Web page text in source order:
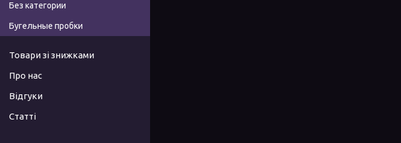
Без категории
Бугельные пробки
Товари зі знижками
Про нас
Відгуки
Статті